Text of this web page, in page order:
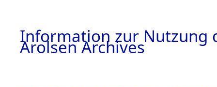
Information zur Nutzung
Arolsen Archives